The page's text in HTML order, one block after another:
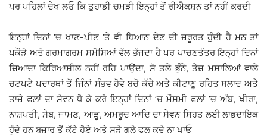
ਪਰ ਪਹਿਲਾਂ ਦੇਖ ਲਓ ਕਿ ਤੁਹਾਡੀ ਚਮੜੀ ਇਨ੍ਹਾਂ ਤੋਂ ਰੀਐਕਸ਼ਨ ਤਾਂ ਨਹੀਂ ਕਰਦੀ
ਇਨ੍ਹਾਂ ਦਿਨਾਂ ’ਚ ਖਾਣ-ਪੀਣ ’ਤੇ ਵੀ ਧਿਆਨ ਦੇਣ ਦੀ ਜ਼ਰੂਰਤ ਹੁੰਦੀ ਹੈ ਮਨ ਤਾਂ
ਪਕੌੜੇ ਅਤੇ ਗਰਮਾਗਰਮ ਸਮੋਸਿਆਂ ਵੱਲ ਭੱਜਦਾ ਹੈ ਪਰ ਪਾਚਣਤੰਤਰ ਇਨ੍ਹਾਂ ਦਿਨਾਂ
ਜ਼ਿਆਦਾ ਕਿਰਿਆਸ਼ੀਲ ਨਹੀਂ ਰਹਿ ਪਾਉਂਦਾ, ਸੋ ਤਲੇ ਭੁੰਨੇ, ਤੇਜ਼ ਮਸਾਲਿਆਂ ਵਾਲੇ
ਚਟਪਟੇ ਪਦਾਰਥਾਂ ਤੋਂ ਜਿੰਨਾਂ ਸੰਭਵ ਹੋਵੇ ਬਚੋ ਕੱਚੇ ਅਤੇ ਕੀਟਾਣੂ ਰਹਿਤ ਸਲਾਦ ਅਤੇ
ਤਾਜ਼ੇ ਫਲਾਂ ਦਾ ਸੇਵਨ ਧੋ ਕੇ ਕਰੋ ਇਨ੍ਹਾਂ ਦਿਨਾਂ ’ਚ ਮੌਸਮੀ ਫਲਾਂ ’ਚ ਅੰਬ, ਖੀਰਾ,
ਨਾਸ਼ਪਤੀ, ਸੇਬ, ਜਾਮਣ, ਆੜੂ, ਅਮਰੂਦ ਆਦਿ ਦਾ ਸੇਵਨ ਸਿਹਤ ਲਈ ਲਾਭਦਾਇਕ
ਹੁੰਦੇ ਹਨ ਬਜ਼ਾਰ ਤੋਂ ਕੱਟੇ ਹੋਏ ਅਤੇ ਸੜੇ ਗਲੇ ਫਲ ਕਦੇ ਨਾ ਖਾਓ